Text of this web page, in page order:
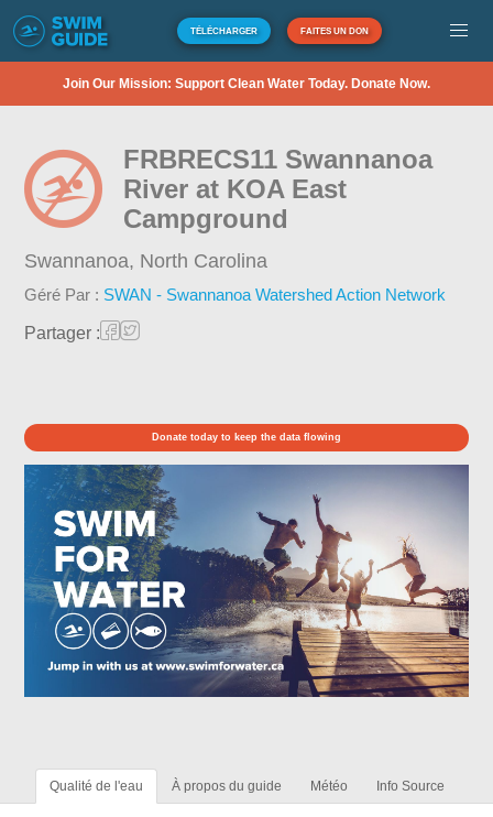
TÉLÉCHARGER FAITES UN DON
Join Our Mission: Support Clean Water Today. Donate Now.
FRBRECS11 Swannanoa
River at KOA East
Campground
Swannanoa, North Carolina
Géré Par : SWAN - Swannanoa Watershed Action Network
Partager :
Donate today to keep the data flowing
Qualité de l'eau À propos du guide Météo Info Source